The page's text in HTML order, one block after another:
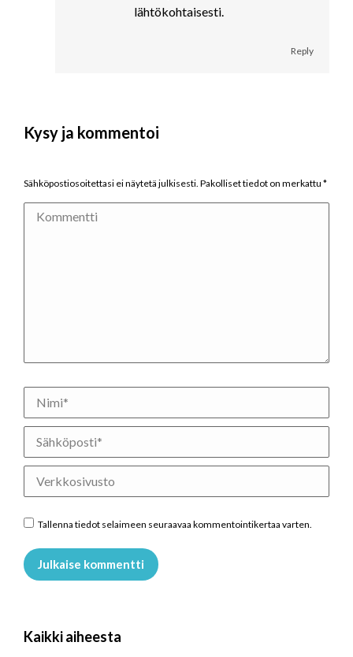
lähtökohtaisesti.
Reply
Kysy ja kommentoi
Sähköpostiosoitettasi ei näytetä julkisesti. Pakolliset tiedot on merkattu *
Kommentti
Nimi *
Sähköposti *
Verkkosivusto
Tallenna tiedot selaimeen seuraavaa kommentointikertaa varten.
Julkaise kommentti
Kaikki aiheesta